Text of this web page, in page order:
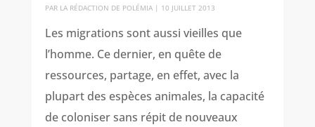
PAR LA RÉDACTION DE POLÉMIA| 10 JUILLET 2013
Les migrations sont aussi vieilles que
l’homme. Ce dernier, en quête de
ressources, partage, en effet, avec la
plupart des espèces animales, la capacité
de coloniser sans répit de nouveaux